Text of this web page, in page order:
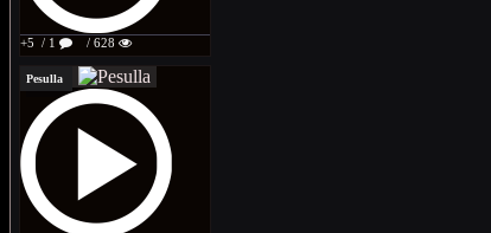
+5 / 1 / 628
Pesulla